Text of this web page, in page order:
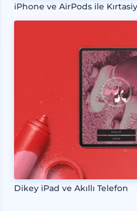
iPhone ve AirPods ile
Dikey iPad ve Akıllı Telefon